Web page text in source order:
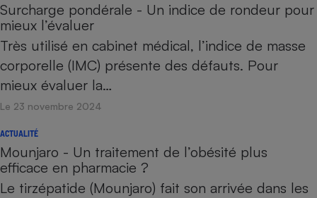
Surcharge pondérale - Un indice de rondeur pour
mieux l’évaluer
Très utilisé en cabinet médical, l’indice de masse
corporelle (IMC) présente des défauts. Pour
mieux évaluer la…
Le 23 novembre 2024
ACTUALITÉ
Mounjaro - Un traitement de l’obésité plus
efficace en pharmacie ?
Le tirzépatide (Mounjaro) fait son arrivée dans les